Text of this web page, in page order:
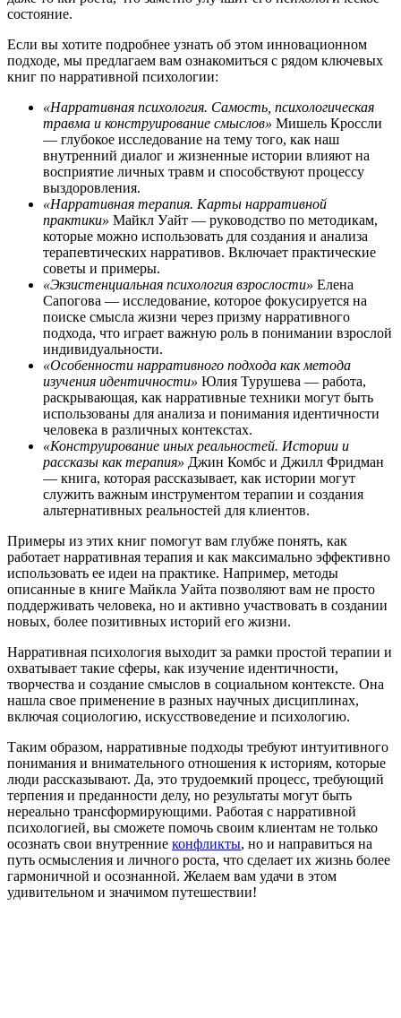
состояние.
Если вы хотите подробнее узнать об этом инновационном
подходе, мы предлагаем вам ознакомиться с рядом ключевых
книг по нарративной психологии:
«Нарративная психология. Самость, психологическая
травма и конструирование смыслов» Мишель Кроссли
— глубокое исследование на тему того, как наш
внутренний диалог и жизненные истории влияют на
восприятие личных травм и способствуют процессу
выздоровления.
«Нарративная терапия. Карты нарративной
практики» Майкл Уайт — руководство по методикам,
которые можно использовать для создания и анализа
терапевтических нарративов. Включает практические
советы и примеры.
«Экзистенциальная психология взрослости» Елена
Сапогова — исследование, которое фокусируется на
поиске смысла жизни через призму нарративного
подхода, что играет важную роль в понимании взрослой
индивидуальности.
«Особенности нарративного подхода как метода
изучения идентичности» Юлия Турушева — работа,
раскрывающая, как нарративные техники могут быть
использованы для анализа и понимания идентичности
человека в различных контекстах.
«Конструирование иных реальностей. Истории и
рассказы как терапия» Джин Комбс и Джилл Фридман
— книга, которая рассказывает, как истории могут
служить важным инструментом терапии и создания
альтернативных реальностей для клиентов.
Примеры из этих книг помогут вам глубже понять, как
работает нарративная терапия и как максимально эффективно
использовать ее идеи на практике. Например, методы
описанные в книге Майкла Уайта позволяют вам не просто
поддерживать человека, но и активно участвовать в создании
новых, более позитивных историй его жизни.
Нарративная психология выходит за рамки простой терапии и
охватывает такие сферы, как изучение идентичности,
творчества и создание смыслов в социальном контексте. Она
нашла свое применение в разных научных дисциплинах,
включая социологию, искусствоведение и психологию.
Таким образом, нарративные подходы требуют интуитивного
понимания и внимательного отношения к историям, которые
люди рассказывают. Да, это трудоемкий процесс, требующий
терпения и преданности делу, но результаты могут быть
нереально трансформирующими. Работая с нарративной
психологией, вы сможете помочь своим клиентам не только
осознать свои внутренние конфликты, но и направиться на
путь осмысления и личного роста, что сделает их жизнь более
гармоничной и осознанной. Желаем вам удачи в этом
удивительном и значимом путешествии!